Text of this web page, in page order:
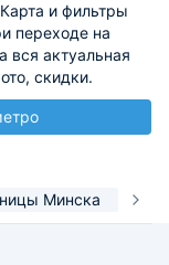
и фильтры
переходе на
вся актуальная
скидки.
Минска